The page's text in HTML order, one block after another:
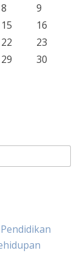
8
9
15
16
22
23
29
30